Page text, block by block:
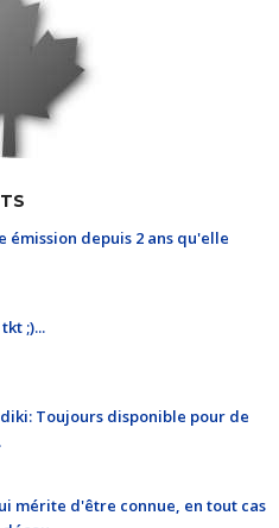
émission depuis 2 ans qu'elle
;)...
Toujours disponible pour de
mérite d'être connue, en tout cas